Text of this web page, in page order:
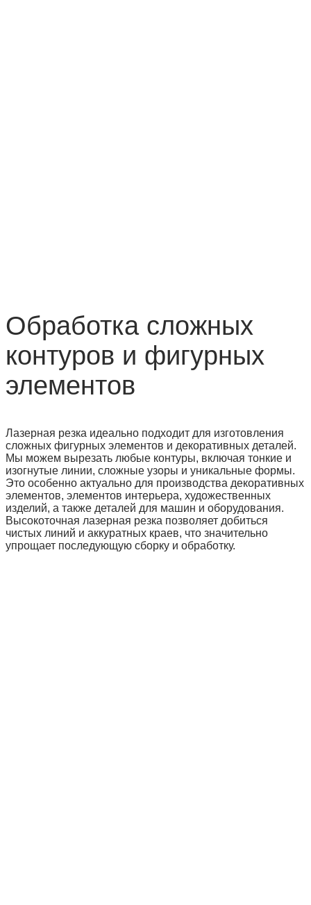
Обработка сложных
контуров и фигурных
элементов
Лазерная резка идеально подходит для изготовления
сложных фигурных элементов и декоративных деталей.
Мы можем вырезать любые контуры, включая тонкие и
изогнутые линии, сложные узоры и уникальные формы.
Это особенно актуально для производства декоративных
элементов, элементов интерьера, художественных
изделий, а также деталей для машин и оборудования.
Высокоточная лазерная резка позволяет добиться
чистых линий и аккуратных краев, что значительно
упрощает последующую сборку и обработку.